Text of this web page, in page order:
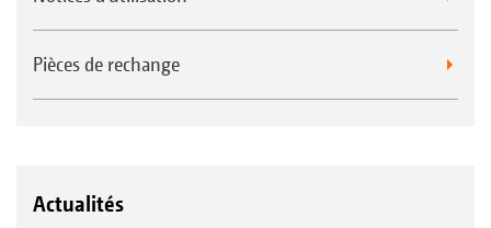
Pièces de rechange
Actualités